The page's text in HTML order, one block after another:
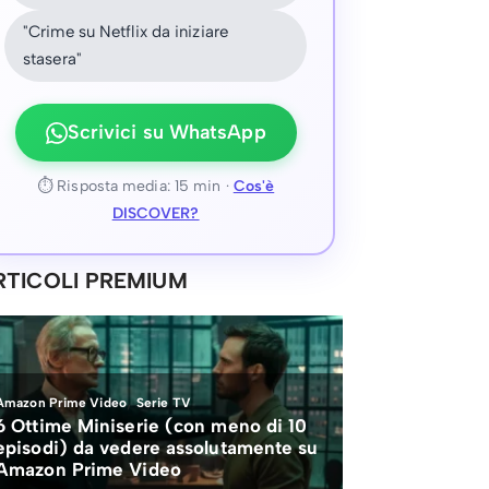
"Crime su Netflix da iniziare
stasera"
Scrivici su WhatsApp
⏱ Risposta media: 15 min · Cos'è
DISCOVER?
PREMIUM